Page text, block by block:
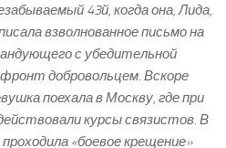
43­й, когда она, Лида,
взволнованное письмо на
с убедительной
добровольцем. Вскоре
поехала в Москву, где при
курсы связистов. В
«боевое крещение»